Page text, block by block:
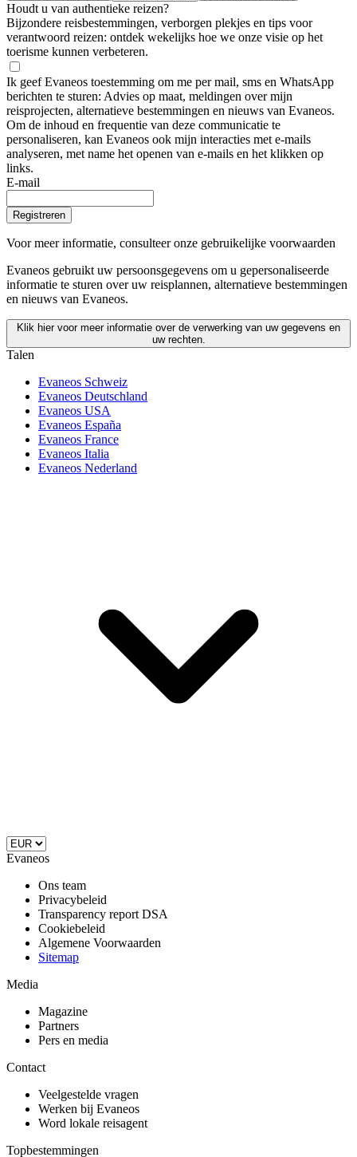
Houdt u van authentieke reizen?
Bijzondere reisbestemmingen, verborgen plekjes en tips voor
verantwoord reizen: ontdek wekelijks hoe we onze visie op het
toerisme kunnen verbeteren.
Ik geef Evaneos toestemming om me per mail, sms en WhatsApp
berichten te sturen: Advies op maat, meldingen over mijn
reisprojecten, alternatieve bestemmingen en nieuws van Evaneos.
Om de inhoud en frequentie van deze communicatie te
personaliseren, kan Evaneos ook mijn interacties met e-mails
analyseren, met name het openen van e-mails en het klikken op
links.
E-mail
Registreren
Voor meer informatie, consulteer onze gebruikelijke voorwaarden
Evaneos gebruikt uw persoonsgegevens om u gepersonaliseerde
informatie te sturen over uw reisplannen, alternatieve bestemmingen
en nieuws van Evaneos.
Klik hier voor meer informatie over de verwerking van uw gegevens en
uw rechten.
Talen
Evaneos Schweiz
Evaneos Deutschland
Evaneos USA
Evaneos España
Evaneos France
Evaneos Italia
Evaneos Nederland
Evaneos
Ons team
Privacybeleid
Transparency report DSA
Cookiebeleid
Algemene Voorwaarden
Sitemap
Media
Magazine
Partners
Pers en media
Contact
Veelgestelde vragen
Werken bij Evaneos
Word lokale reisagent
Topbestemmingen